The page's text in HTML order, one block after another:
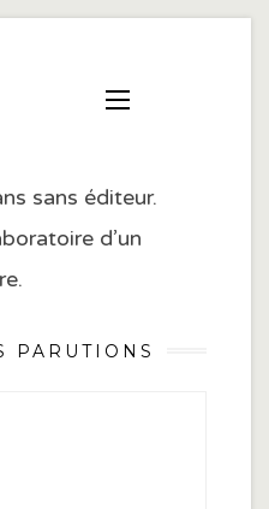
sans éditeur.
d’un
PARUTIONS